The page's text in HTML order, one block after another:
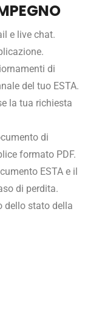
e live chat.
di
del tuo ESTA.
la tua richiesta
di
formato PDF.
ESTA e il
di perdita.
dello stato della